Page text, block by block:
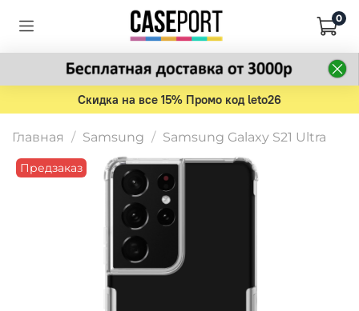
0
Скидка на все 15% Промо код leto26
Главная Samsung Samsung Galaxy S21 Ultra
Предзаказ